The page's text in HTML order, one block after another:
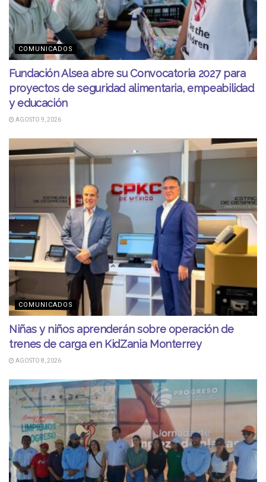
COMUNICADOS
Fundación Alsea abre su Convocatoria 2027 para
proyectos de seguridad alimentaria, empeabilidad
y educación
AGOSTO 9, 2026
COMUNICADOS
Niñas y niños aprenderán sobre operación de
trenes de carga en KidZania Monterrey
AGOSTO 8, 2026